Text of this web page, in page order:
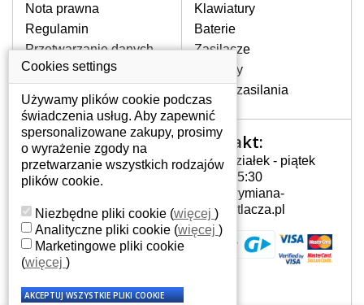
W JAKI SPOSÓB MOŻE SIĘ
PRZEJAWIAĆ USTERKA
Częstymi objawami są pomijanie liter
czy wyświetlanie innych liter oraz
dublowanie tych samych znaków. W
przypadku podlicia klawisze nie
powrócą do pierwotnej pozycji. Albo
też uszkodzenie mechaniczne, np.
JAK TO DZIAŁA?
Klawiatura składa się z kilku
warstw folii, z których przewodzą
przewodzące warstwy.
Nota prawna
Regulamin
Przetwarzanie danych
osobowych
Gdzie nas znajdziesz
Klawiatury
Baterie
Zasilacze
Zawiasy
Złącza zasilania
Twoje konto
Twoje konto
Dane osobowe
Adresy
Historia zamówień
Kontakt:
Poniedziałek - piątek
7:00 - 15:30
info@wymiana-
wyswietlacza.pl
Cookies settings
Używamy plików cookie podczas
świadczenia usług. Aby zapewnić
spersonalizowane zakupy, prosimy
o wyrażenie zgody na
przetwarzanie wszystkich rodzajów
plików cookie.
Niezbędne pliki cookie (więcej )
Analityczne pliki cookie (więcej )
Marketingowe pliki cookie
(więcej )